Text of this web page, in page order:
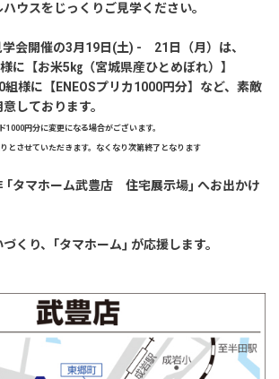
ウスをじっくりご見学ください。
会開催の3月19日(土) - 21日（月）は、
に【お米5㎏（宮城県産ひとめぼれ）】
様に【ENEOSプリカ1000円分】など、素敵
しております。
円分に変更になる場合がございます。
とさせていただきます。なくなり次第終了となります
｢タマホーム武豊店 住宅展示場｣ へお出かけ
くり、｢タマホーム｣ が応援します。